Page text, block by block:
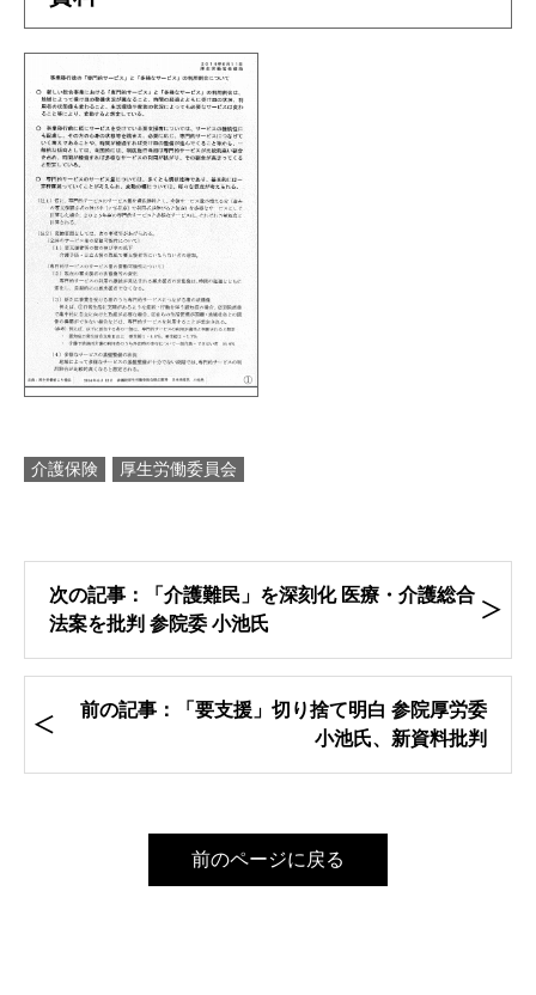
介護保険 厚生労働委員会
次の記事：「介護難民」を深刻化 医療・介護総合
法案を批判 参院委 小池氏
前の記事：「要支援」切り捨て明白 参院厚労委
小池氏、新資料批判
前のページに戻る